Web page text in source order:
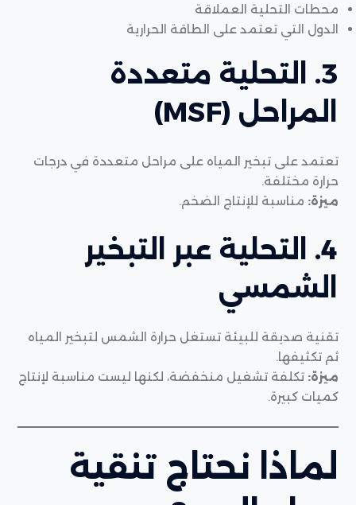
محطات التحلية العملاقة
الدول التي تعتمد على الطاقة الحرارية
3. التحلية متعددة
المراحل (MSF)
تعتمد على تبخير المياه على مراحل متعددة في درجات
حرارة مختلفة.
ميزة: مناسبة للإنتاج الضخم.
4. التحلية عبر التبخير
الشمسي
تقنية صديقة للبيئة تستغل حرارة الشمس لتبخير المياه
ثم تكثيفها.
ميزة: تكلفة تشغيل منخفضة، لكنها ليست مناسبة لإنتاج
كميات كبيرة.
لماذا نحتاج تنقية